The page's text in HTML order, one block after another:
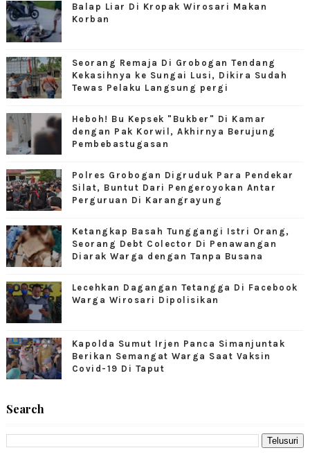
Balap Liar Di Kropak Wirosari Makan
Korban
Seorang Remaja Di Grobogan Tendang
Kekasihnya ke Sungai Lusi, Dikira Sudah
Tewas Pelaku Langsung pergi
Heboh! Bu Kepsek "Bukber" Di Kamar
dengan Pak Korwil, Akhirnya Berujung
Pembebastugasan
Polres Grobogan Digruduk Para Pendekar
Silat, Buntut Dari Pengeroyokan Antar
Perguruan Di Karangrayung
Ketangkap Basah Tunggangi Istri Orang,
Seorang Debt Colector Di Penawangan
Diarak Warga dengan Tanpa Busana
Lecehkan Dagangan Tetangga Di Facebook
Warga Wirosari Dipolisikan
Kapolda Sumut Irjen Panca Simanjuntak
Berikan Semangat Warga Saat Vaksin
Covid-19 Di Taput
Search